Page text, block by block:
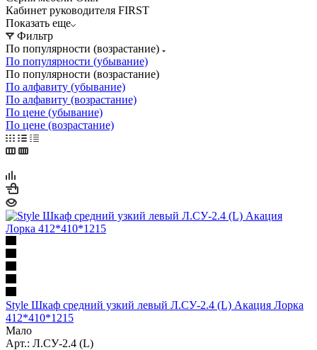
Кабинет руководителя FIRST
Показать еще
Фильтр
По популярности (возрастание)
По популярности (убывание)
По популярности (возрастание)
По алфавиту (убывание)
По алфавиту (возрастание)
По цене (убывание)
По цене (возрастание)
Style Шкаф средний узкий левый Л.СУ-2.4 (L) Акация Лорка
412*410*1215
Мало
Арт.: Л.СУ-2.4 (L)